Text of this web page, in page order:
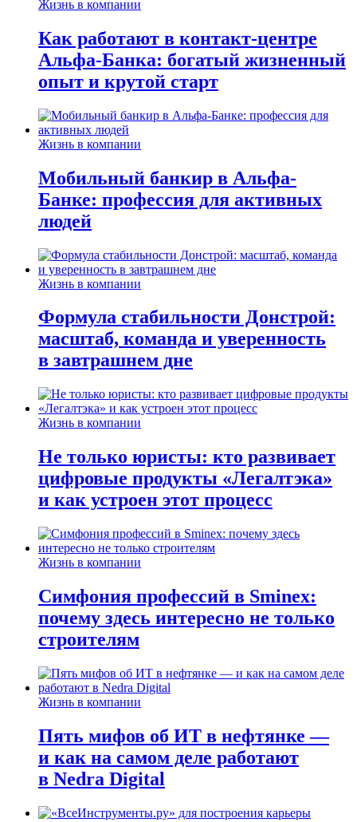
Жизнь в компании
Как работают в контакт-центре
Альфа-Банка: богатый жизненный
опыт и крутой старт
Жизнь в компании
Мобильный банкир в Альфа-
Банке: профессия для активных
людей
Жизнь в компании
Формула стабильности Донстрой:
масштаб, команда и уверенность
в завтрашнем дне
Жизнь в компании
Не только юристы: кто развивает
цифровые продукты «Легалтэка»
и как устроен этот процесс
Жизнь в компании
Симфония профессий в Sminex:
почему здесь интересно не только
строителям
Жизнь в компании
Пять мифов об ИТ в нефтянке —
и как на самом деле работают
в Nedra Digital